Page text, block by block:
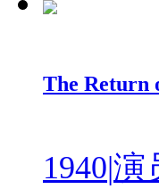
The Return
1940|演